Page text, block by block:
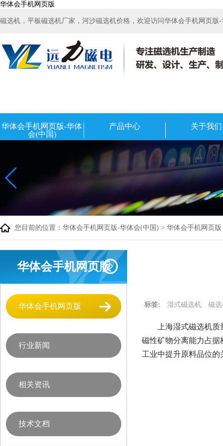
华体会手机网页版
磁选机，平板磁选机厂家，河沙磁选机价格，欢迎访问华体会手机网页版
华体会手机网页版-华体
会(中国)
产品中心 关于我们
您目前的位置： 华体会手机网页版-华体会(中国) > 华体会手机网页版
华体会手机网页版
华体会手机网页版
行业新闻
相关资讯
技术文档
标签: 湿式磁选机 磁
上海湿式磁选机质
磁性矿物分离能力占
工业中提升原料品位的